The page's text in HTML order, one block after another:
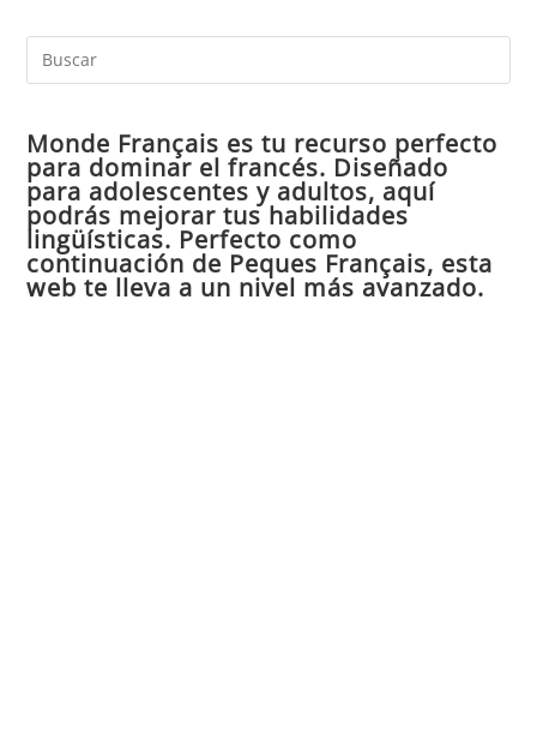
Monde Français es tu recurso perfecto
para dominar el francés. Diseñado
para adolescentes y adultos, aquí
podrás mejorar tus habilidades
lingüísticas. Perfecto como
continuación de Peques Français, esta
web te lleva a un nivel más avanzado.